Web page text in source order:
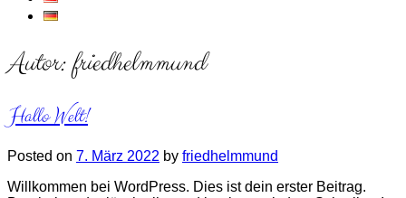
Autor:friedhelmmund
Hallo Welt!
Posted on 7. März 2022 by friedhelmmund
Willkommen bei WordPress. Dies ist dein erster Beitrag.